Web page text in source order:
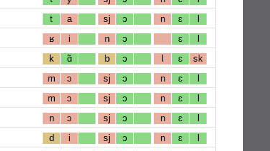
t a sj ɔ n ɛ l
ʁ i n ɔ ɛ l
k ɑ̃ b ɔ l ɛ sk
m ɔ sj ɔ n ɛ l
m ɔ sj ɔ n ɛ l
n ɔ sj ɔ n ɛ l
d i sj ɔ n ɛ l